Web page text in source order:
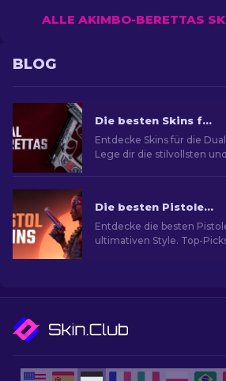
ALLE AKIMBO-BERETTAS
BLOG
Die besten Skins für die Dual Berettas in CS2 [2026]
Entdecke Skins für die
Lege dir die stilvollsten
Die besten Pistolen-Skins in CS2 [2026]
Entdecke die besten
ultimativen Style. Top-